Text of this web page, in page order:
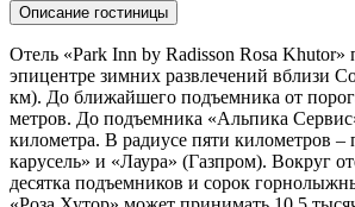
Описание гостиницы
Отель «Park Inn by Radisson Rosa Khutor»
эпицентре зимних развлечений вблизи
км). До ближайшего подъемника от
метров. До подъемника «Альпика
километра. В радиусе пяти километров
карусель» и «Лаура» (Газпром). Вокруг
десятка подъемников и сорок